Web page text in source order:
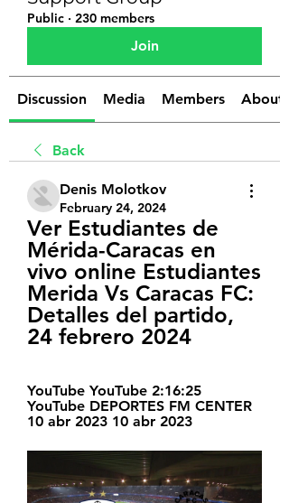
Public · 230 members
Join
Discussion Media Members About
Back
Denis Molotkov
February 24, 2024
Ver Estudiantes de
Mérida-Caracas en
vivo online Estudiantes
Merida Vs Caracas FC:
Detalles del partido,
24 febrero 2024
YouTube YouTube 2:16:25
YouTube DEPORTES FM CENTER
10 abr 2023 10 abr 2023